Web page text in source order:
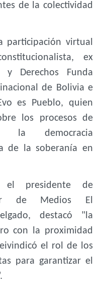
de la colectividad
participación virtual
ex
y Derechos Funda
de Bolivia e
es Pueblo, quien
los procesos de
la democracia
de la soberanía en
el presidente de
de Medios El
destacó "la
con la proximidad
el rol de los
para garantizar el